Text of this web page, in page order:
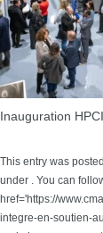
Inauguration HPCI
This entry was
under . You can
href='https://
integre-en-soutien-